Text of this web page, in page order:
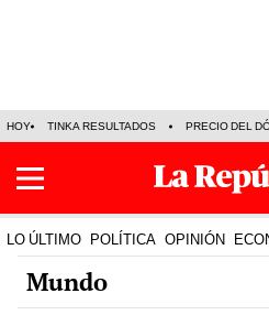
HOY TINKA RESULTADOS PRECIO DEL
LO ÚLTIMO POLÍTICA OPINIÓN
Mundo